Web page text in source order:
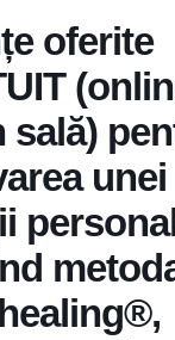
oferite
sală)
unei